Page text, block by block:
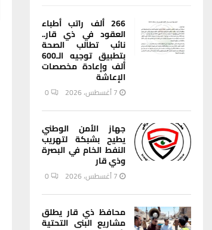
266 ألف راتب أطباء
العقود في ذي قار..
نائب تطالب الصحة
بتطبيق توجيه الـ600
ألف وإعادة مخصصات
الإعاشة
7 أغسطس، 2026 0
جهاز الأمن الوطني
يطيح بشبكة لتهريب
النفط الخام في البصرة
وذي قار
7 أغسطس، 2026 0
محافظ ذي قار يطلق
مشاريع البنى التحتية